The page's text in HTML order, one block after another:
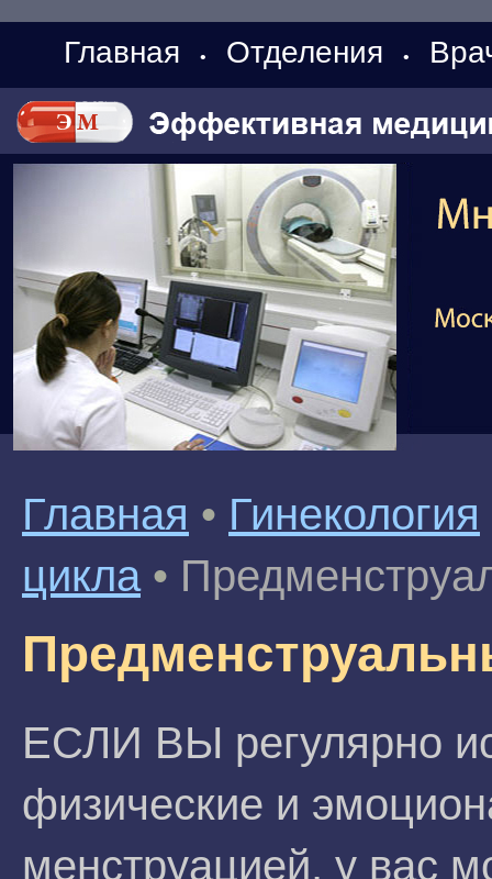
Главная • Отделения •
Главная • Гинекология
цикла •
ЕСЛИ ВЫ регулярно
физические и
менструацией, у вас